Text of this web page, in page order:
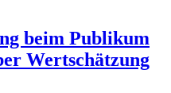
beim Publikum
Wertschätzung